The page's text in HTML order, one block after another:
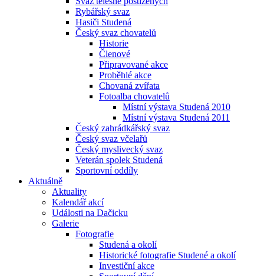
Rybářský svaz
Hasiči Studená
Český svaz chovatelů
Historie
Členové
Připravované akce
Proběhlé akce
Chovaná zvířata
Fotoalba chovatelů
Místní výstava Studená 2010
Místní výstava Studená 2011
Český zahrádkářský svaz
Český svaz včelařů
Český myslivecký svaz
Veterán spolek Studená
Sportovní oddíly
Aktuálně
Aktuality
Kalendář akcí
Události na Dačicku
Galerie
Fotografie
Studená a okolí
Historické fotografie Studené a okolí
Investiční akce